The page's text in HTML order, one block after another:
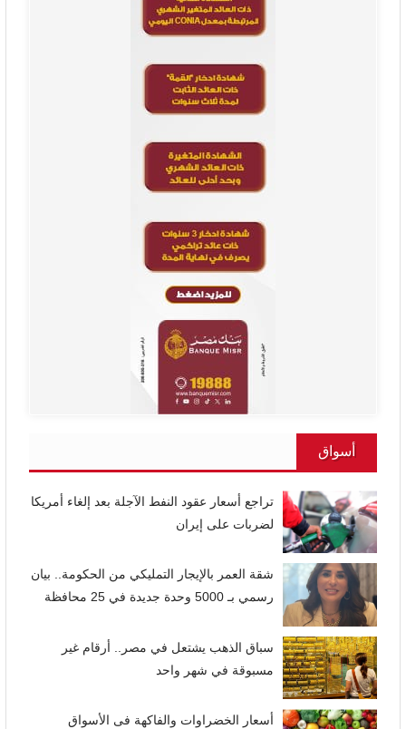
أسواق
تراجع أسعار عقود النفط الآجلة بعد إلغاء أمريكا
لضربات على إيران
شقة العمر بالإيجار التمليكي من الحكومة.. بيان
رسمي بـ 5000 وحدة جديدة في 25 محافظة
سباق الذهب يشتعل في مصر.. أرقام غير
مسبوقة في شهر واحد
أسعار الخضراوات والفاكهة فى الأسواق